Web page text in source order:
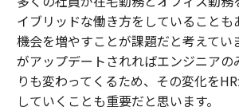
イブリッドな働き方をしていることも
機会を増やすことが課題だと考えてい
がアップデートされればエンジニアの
りも変わってくるため、その変化を
していくことも重要だと思います。